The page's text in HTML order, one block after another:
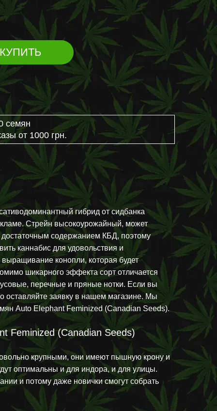
КУПИТЬ
семян
от 1000 грн.
гибрид от сидбанка
Стрейн высокоурожайный, может
содержанием КБД, поэтому
каннабис для удовольствия и
выращивание конопли, которая будет
шикарного эффекта сорт отличается
перечные и пряные нотки. Если вы
оставляйте заявку в нашем магазине. Мы
Auto Elephant Feminized (Canadian Seeds).
Feminized (Canadian Seeds)
крупными, они имеют пышную крону и
оптимальны и для индора, и для улицы.
и потому даже новички смогут собрать